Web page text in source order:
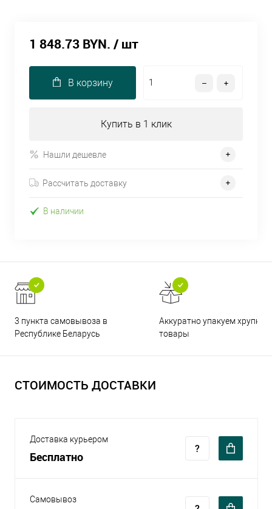
1 848.73 BYN. / шт
В корзину
Купить в 1 клик
Нашли дешевле
Рассчитать доставку
В наличии
3 пункта самовывоза в
Республике Беларусь
Аккуратно упакуем хрупкие
товары
СТОИМОСТЬ ДОСТАВКИ
Доставка курьером
Бесплатно
Самовывоз